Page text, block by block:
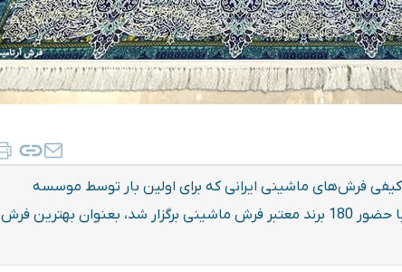
فرش‌های ماشینی ایرانی که برای اولین بار توسط موسسه
تخصصی اندیشه سازان مصنوع و با حضور 180 برند معتبر فرش ماشینی برگزار شد، بعنوان بهترین فرش